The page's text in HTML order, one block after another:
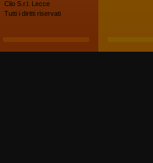
Clio S.r.l. Lecce
Tutti i diritti riservati